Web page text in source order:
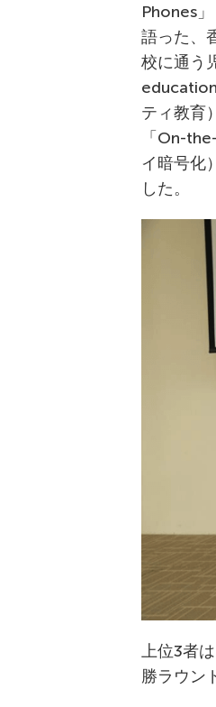
Phones
語った、
校に通う
ティ教育
「On-
イ暗号化
した。
上位3者
勝ラウン